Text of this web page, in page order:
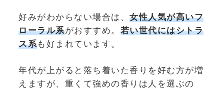
好みがわからない場合は、 女性人気が高いフ
ローラル系がおすすめ。 若い世代にはシトラ
ス系も好まれています。
年代が上がると落ち着いた香りを好む方が増
えますが、重くて強めの香りは人を選ぶの